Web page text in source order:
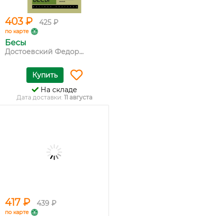
403 ₽ 425 ₽
по карте
Бесы
Достоевский Федор...
Купить
На складе
Дата доставки: 11 августа
417 ₽ 439 ₽
по карте